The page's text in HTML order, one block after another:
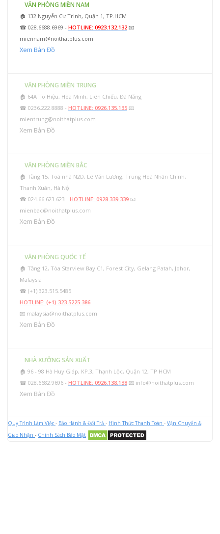
VĂN PHÒNG MIỀN NAM
🏠 132 Nguyễn Cư Trinh, Quận 1, TP.HCM
☎ 028.6688.6969 - HOTLINE: 0923.132.132📧
miennam@noithatplus.com
Xem Bản Đồ
VĂN PHÒNG MIỀN TRUNG
🏠 64A Tô Hiệu, Hòa Minh, Liên Chiểu, Đà Nẵng
☎ 0236.222.8888 - HOTLINE: 0926.135.135📧
mientrung@noithatplus.com
Xem Bản Đồ
VĂN PHÒNG MIỀN BẮC
🏠 Tầng 15, Toà nhà N2D, Lê Văn Lương, Trung Hoà Nhân Chính,
Thanh Xuân, Hà Nội
☎ 024.66.623.623 - HOTLINE: 0928.339.339📧
mienbac@noithatplus.com
Xem Bản Đồ
VĂN PHÒNG QUỐC TẾ
🏠 Tầng 12, Tòa Starview Bay C1, Forest City, Gelang Patah, Johor,
Malaysia
☎ (+1) 323.515.5485
HOTLINE: (+1) 323.5225.386
📧 malaysia@noithatplus.com
Xem Bản Đồ
NHÀ XƯỞNG SẢN XUẤT
🏠 96 - 98 Hà Huy Giáp, KP.3, Thạnh Lộc, Quận 12, TP HCM
☎ 028.6682.9696 - HOTLINE: 0926.138.138📧 info@noithatplus.com
Xem Bản Đồ
Quy Trình Làm Việc - Bảo Hành & Đổi Trả - Hình Thức Thanh Toán - Vận Chuyển &
Giao Nhận - Chính Sách Bảo Mật